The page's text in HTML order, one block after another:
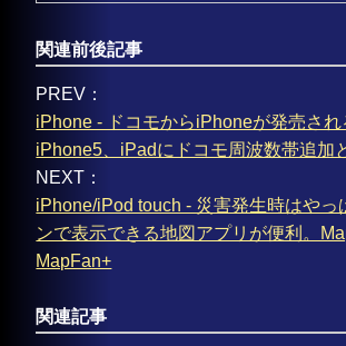
関連前後記事
PREV：
iPhone - ドコモからiPhoneが発売され
iPhone5、iPadにドコモ周波数帯追加
NEXT：
iPhone/iPod touch - 災害発生時はやっ
ンで表示できる地図アプリが便利。
MapFan+
関連記事